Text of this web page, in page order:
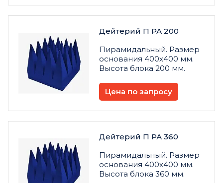
Дейтерий П РА 200
Пирамидальный. Размер
основания 400х400 мм.
Высота блока 200 мм.
Цена по запросу
Дейтерий П РА 360
Пирамидальный. Размер
основания 400х400 мм.
Высота блока 360 мм.